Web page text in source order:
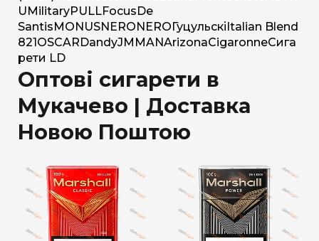
U MilitaryPULLFocus De
Santis MONUSNERO NERO Гуцульскі Italian Blend
821 OSCAR DandyJM MANArizonaCigaronneСига
рети LD
Оптові сигарети в
Мукачево | Доставка
Новою Поштою